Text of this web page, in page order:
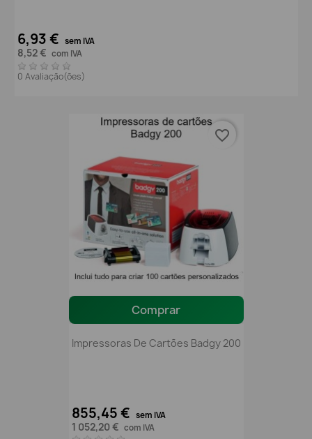
6,93 € sem IVA
8,52 € com IVA
0 Avaliação(ões)
Comprar
Impressoras De Cartões Badgy 200
855,45 € sem IVA
1 052,20 € com IVA
favorite_border